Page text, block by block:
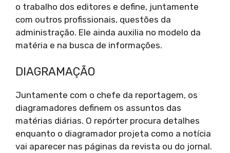
o trabalho dos editores e define, juntamente
com outros profissionais, questões da
administração. Ele ainda auxilia no modelo da
matéria e na busca de informações.
DIAGRAMAÇÃO
Juntamente com o chefe da reportagem, os
diagramadores definem os assuntos das
matérias diárias. O repórter procura detalhes
enquanto o diagramador projeta como a notícia
vai aparecer nas páginas da revista ou do jornal.